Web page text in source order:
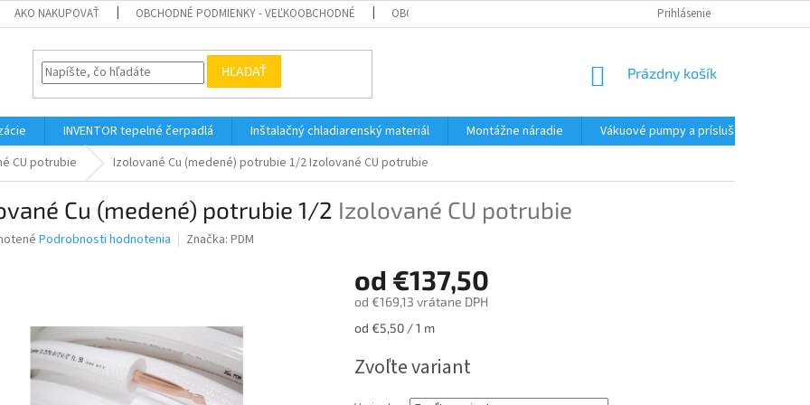
AKO NAKUPOVAŤ OBCHODNÉ PODMIENKY - VEĽKOOBCHODNÉ OBCHODNÉ PODMIENKY - MALOOBCHODNÉ PODMIENKY OCHRANY
Prihlásenie
HĽADAŤ
NÁKUPNÝ
Prázdny košík
INVENTOR tepelné čerpadlá Inštalačný chladiarenský materiál Montážne náradie Vákuové pumpy a príslušenstvo
CU potrubie Izolované Cu (medené) potrubie 1/2Izolované CU potrubie
Cu (medené) potrubie 1/2 Izolované CU potrubie
Podrobnosti hodnotenia Značka: PDM
od €137,50
od €169,13 vrátane DPH
Jednotková
od €5,50 / 1 m
Zvoľte variant